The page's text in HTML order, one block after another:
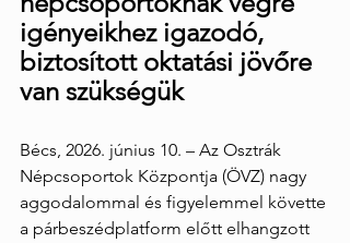
igényeikhez igazodó,
biztosított oktatási jövőre
van szükségük
Bécs, 2026. június 10. – Az Osztrák
Népcsoportok Központja (ÖVZ) nagy
aggodalommal és figyelemmel követte
a párbeszédplatform előtt elhangzott